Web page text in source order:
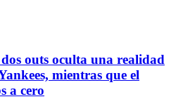
outs oculta una realidad
mientras que el
a cero